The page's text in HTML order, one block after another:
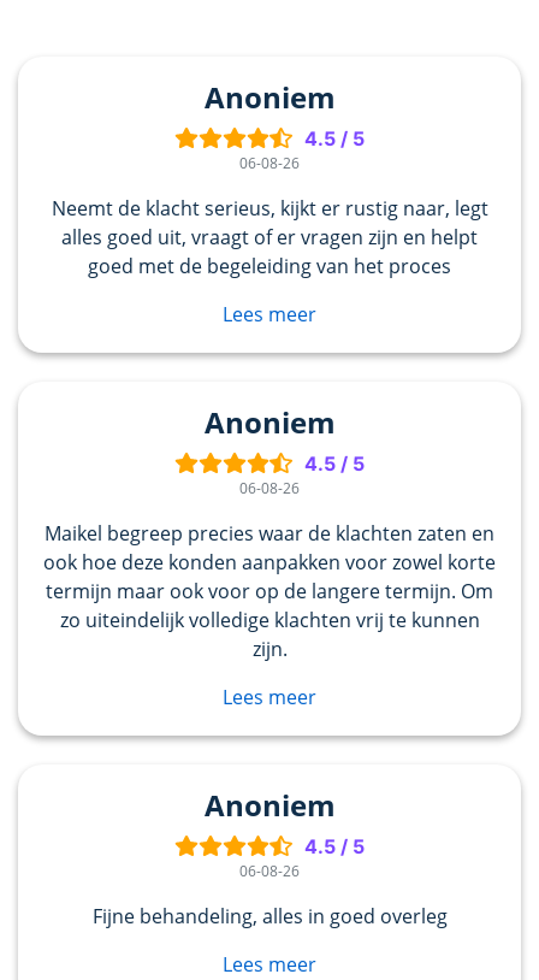
Anoniem
4.5/ 5
06-08-26
Neemt de klacht serieus, kijkt er rustig naar, legt
alles goed uit, vraagt of er vragen zijn en helpt
goed met de begeleiding van het proces
Lees meer
Anoniem
4.5/ 5
06-08-26
Maikel begreep precies waar de klachten zaten en
ook hoe deze konden aanpakken voor zowel korte
termijn maar ook voor op de langere termijn. Om
zo uiteindelijk volledige klachten vrij te kunnen
zijn.
Lees meer
Anoniem
4.5/ 5
06-08-26
Fijne behandeling, alles in goed overleg
Lees meer